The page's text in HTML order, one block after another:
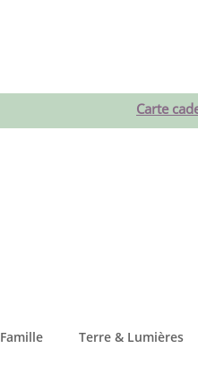
Carte
Famille Terre & Lumières